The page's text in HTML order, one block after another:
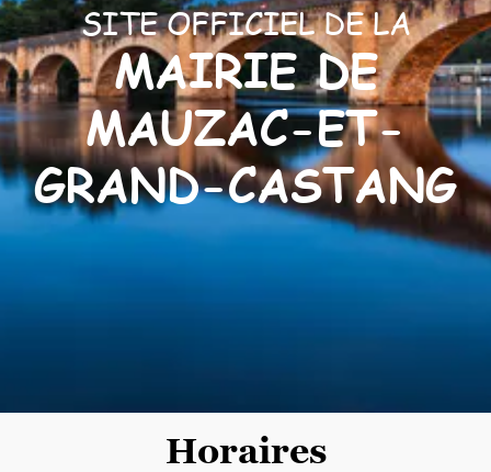
SITE OFFICIEL DE LA
MAIRIE DE
MAUZAC-ET-
GRAND-CASTANG
Horaires